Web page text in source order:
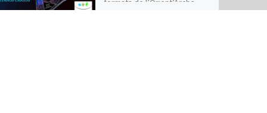
formats de l’Orient’Arche